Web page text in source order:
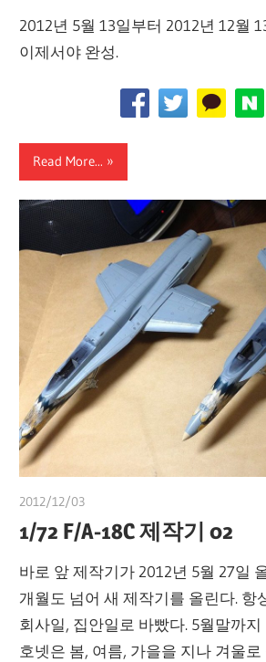
2012년 5월 13일부터 2012년 12월
이제서야 완성.
Read More...
2012/12/03
1/72 F/A-18C 제작기 02
바로 앞 제작기가 2012년 5월 27일
개월도 넘어 새 제작기를 올린다. 항
회사일, 집안일로 바빴다. 5월말까
호넷은 봄, 여름, 가을을 지나 겨울